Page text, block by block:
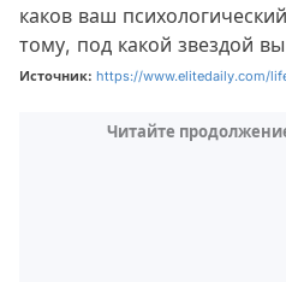
каков ваш
тому, под какой звездой
Источник: https://www.elitedaily.com/
Читайте